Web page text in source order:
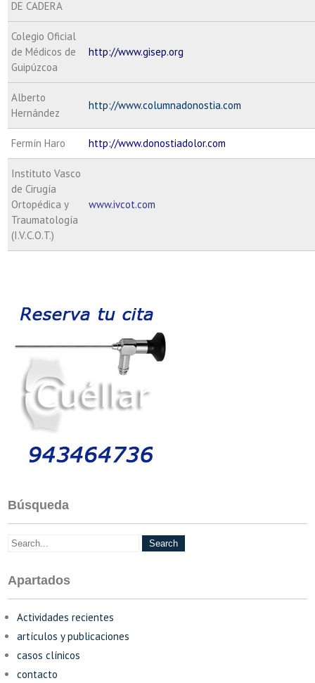
DE CADERA
Colegio Oficial
de Médicos de
Guipúzcoa
http://www.gisep.org
Alberto
Hernández
http://www.columnadonostia.com
Fermín Haro http://www.donostiadolor.com
Instituto Vasco
de Cirugía
Ortopédica y
Traumatología
(I.V.C.O.T.)
www.ivcot.com
Búsqueda
Apartados
Actividades recientes
artículos y publicaciones
casos clínicos
contacto